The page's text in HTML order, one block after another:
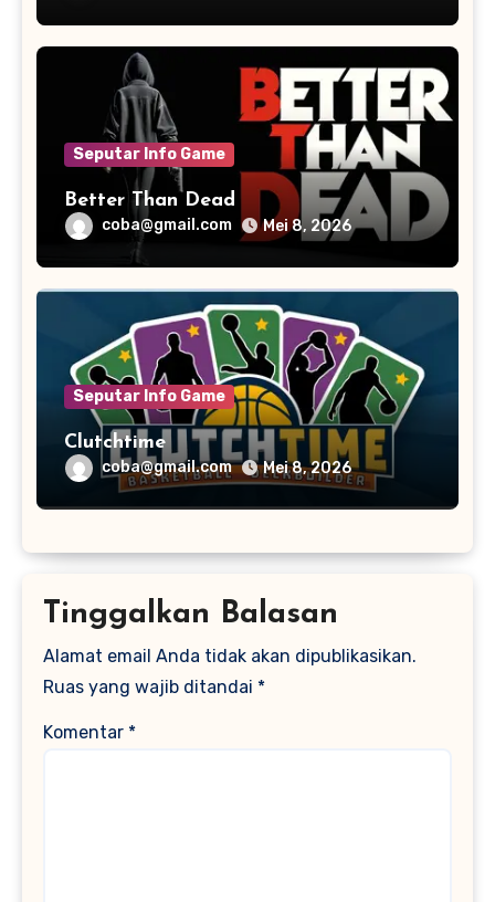
Seputar Info Game
Better Than Dead
coba@gmail.com Mei 8, 2026
Seputar Info Game
Clutchtime
coba@gmail.com Mei 8, 2026
Tinggalkan Balasan
Alamat email Anda tidak akan dipublikasikan.
Ruas yang wajib ditandai *
Komentar *